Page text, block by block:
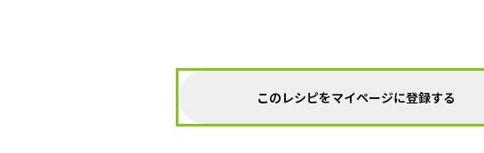
このレシピをマイページに登録する